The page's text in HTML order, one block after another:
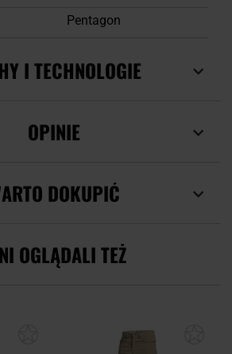
Pentagon
I TECHNOLOGIE
OPINIE
DOKUPIĆ
OGLĄDALI TEŻ